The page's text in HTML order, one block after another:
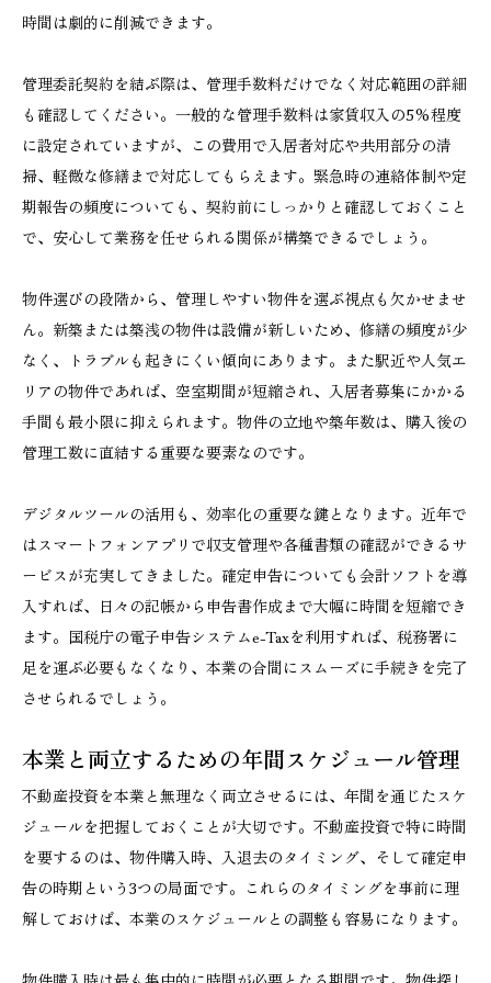
時間は劇的に削減できます。
管理委託契約を結ぶ際は、管理手数料だけでなく対応範囲の詳細
も確認してください。一般的な管理手数料は家賃収入の5%程度
に設定されていますが、この費用で入居者対応や共用部分の清
掃、軽微な修繕まで対応してもらえます。緊急時の連絡体制や定
期報告の頻度についても、契約前にしっかりと確認しておくこと
で、安心して業務を任せられる関係が構築できるでしょう。
物件選びの段階から、管理しやすい物件を選ぶ視点も欠かせませ
ん。新築または築浅の物件は設備が新しいため、修繕の頻度が少
なく、トラブルも起きにくい傾向にあります。また駅近や人気エ
リアの物件であれば、空室期間が短縮され、入居者募集にかかる
手間も最小限に抑えられます。物件の立地や築年数は、購入後の
管理工数に直結する重要な要素なのです。
デジタルツールの活用も、効率化の重要な鍵となります。近年で
はスマートフォンアプリで収支管理や各種書類の確認ができるサ
ービスが充実してきました。確定申告についても会計ソフトを導
入すれば、日々の記帳から申告書作成まで大幅に時間を短縮でき
ます。国税庁の電子申告システムe-Taxを利用すれば、税務署に
足を運ぶ必要もなくなり、本業の合間にスムーズに手続きを完了
させられるでしょう。
本業と両立するための年間スケジュール管理
不動産投資を本業と無理なく両立させるには、年間を通じたスケ
ジュールを把握しておくことが大切です。不動産投資で特に時間
を要するのは、物件購入時、入退去のタイミング、そして確定申
告の時期という3つの局面です。これらのタイミングを事前に理
解しておけば、本業のスケジュールとの調整も容易になります。